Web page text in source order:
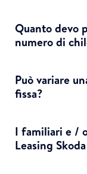
Quanto devo
numero di
Può variare
fissa?
I familiari e /
Leasing